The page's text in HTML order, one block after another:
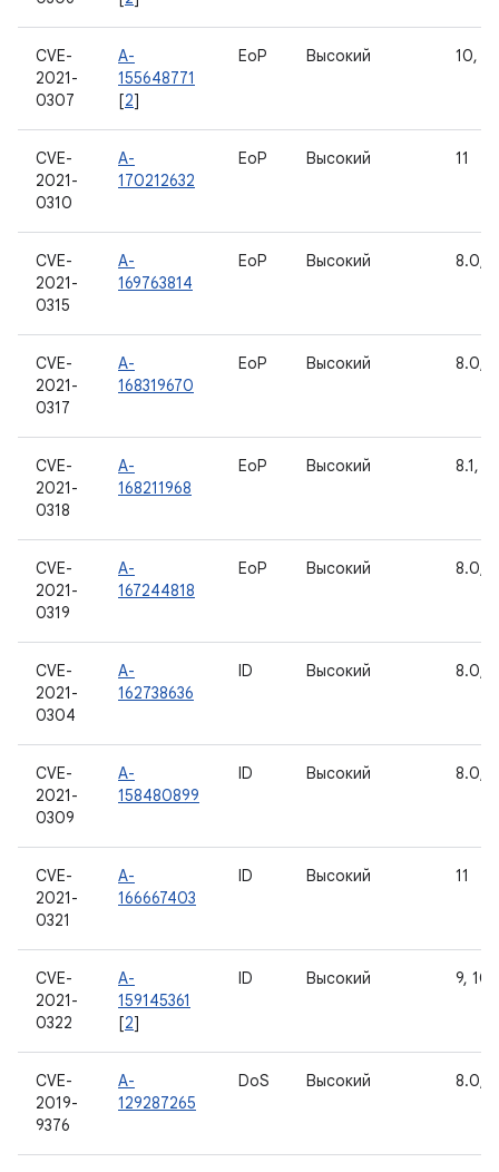
CVE-
2021-
0307
A-
155648771
[2]
EoP Высокий 10, 11
CVE-
2021-
0310
A-
170212632
EoP Высокий 11
CVE-
2021-
0315
A-
169763814
EoP Высокий 8.0,
CVE-
2021-
0317
A-
168319670
EoP Высокий 8.0,
CVE-
2021-
0318
A-
168211968
EoP Высокий 8.1,
CVE-
2021-
0319
A-
167244818
EoP Высокий 8.0,
CVE-
2021-
0304
A-
162738636
ID Высокий 8.0,
CVE-
2021-
0309
A-
158480899
ID Высокий 8.0,
CVE-
2021-
0321
A-
166667403
ID Высокий 11
CVE-
2021-
0322
A-
159145361
[2]
ID Высокий 9, 10,
CVE-
2019-
9376
A-
129287265
DoS Высокий 8.0,